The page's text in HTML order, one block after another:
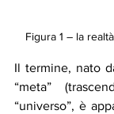
Figura 1 – la
Il termine, nato
“meta”
“universo”, è